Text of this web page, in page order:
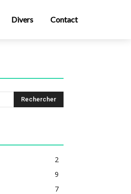
Divers Contact
2
9
7